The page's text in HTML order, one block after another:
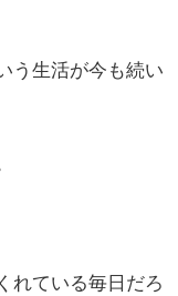
う生活が今も続い
れている毎日だろ